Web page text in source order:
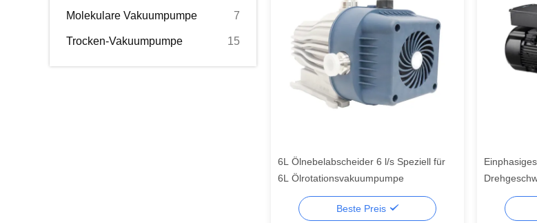
Molekulare Vakuumpumpe 7
Trocken-Vakuumpumpe 15
6L Ölnebelabscheider 6 l/s Speziell für
6L Ölrotationsvakuumpumpe
Beste Preis
CBM/h